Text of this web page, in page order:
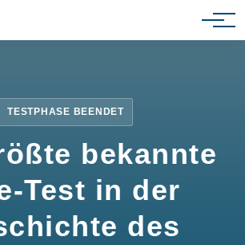
TESTPHASE BEENDET
bekannte
Test in der
des